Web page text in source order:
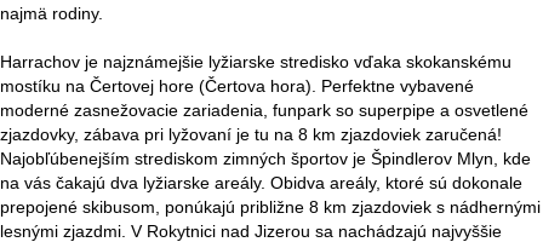
najmä rodiny.
Harrachov je najznámejšie lyžiarske stredisko vďaka skokanskému
mostíku na Čertovej hore (Čertova hora). Perfektne vybavené
moderné zasnežovacie zariadenia, funpark so superpipe a osvetlené
zjazdovky, zábava pri lyžovaní je tu na 8 km zjazdoviek zaručená!
Najobľúbenejším strediskom zimných športov je Špindlerov Mlyn, kde
na vás čakajú dva lyžiarske areály. Obidva areály, ktoré sú dokonale
prepojené skibusom, ponúkajú približne 8 km zjazdoviek s nádhernými
lesnými zjazdmi. V Rokytnici nad Jizerou sa nachádzajú najvyššie